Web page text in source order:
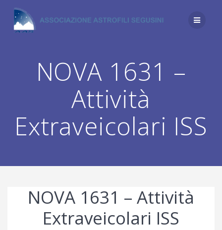
contenuto
NOVA 1631 –
Attività
Extraveicolari ISS
NOVA 1631 – Attività
Extraveicolari ISS